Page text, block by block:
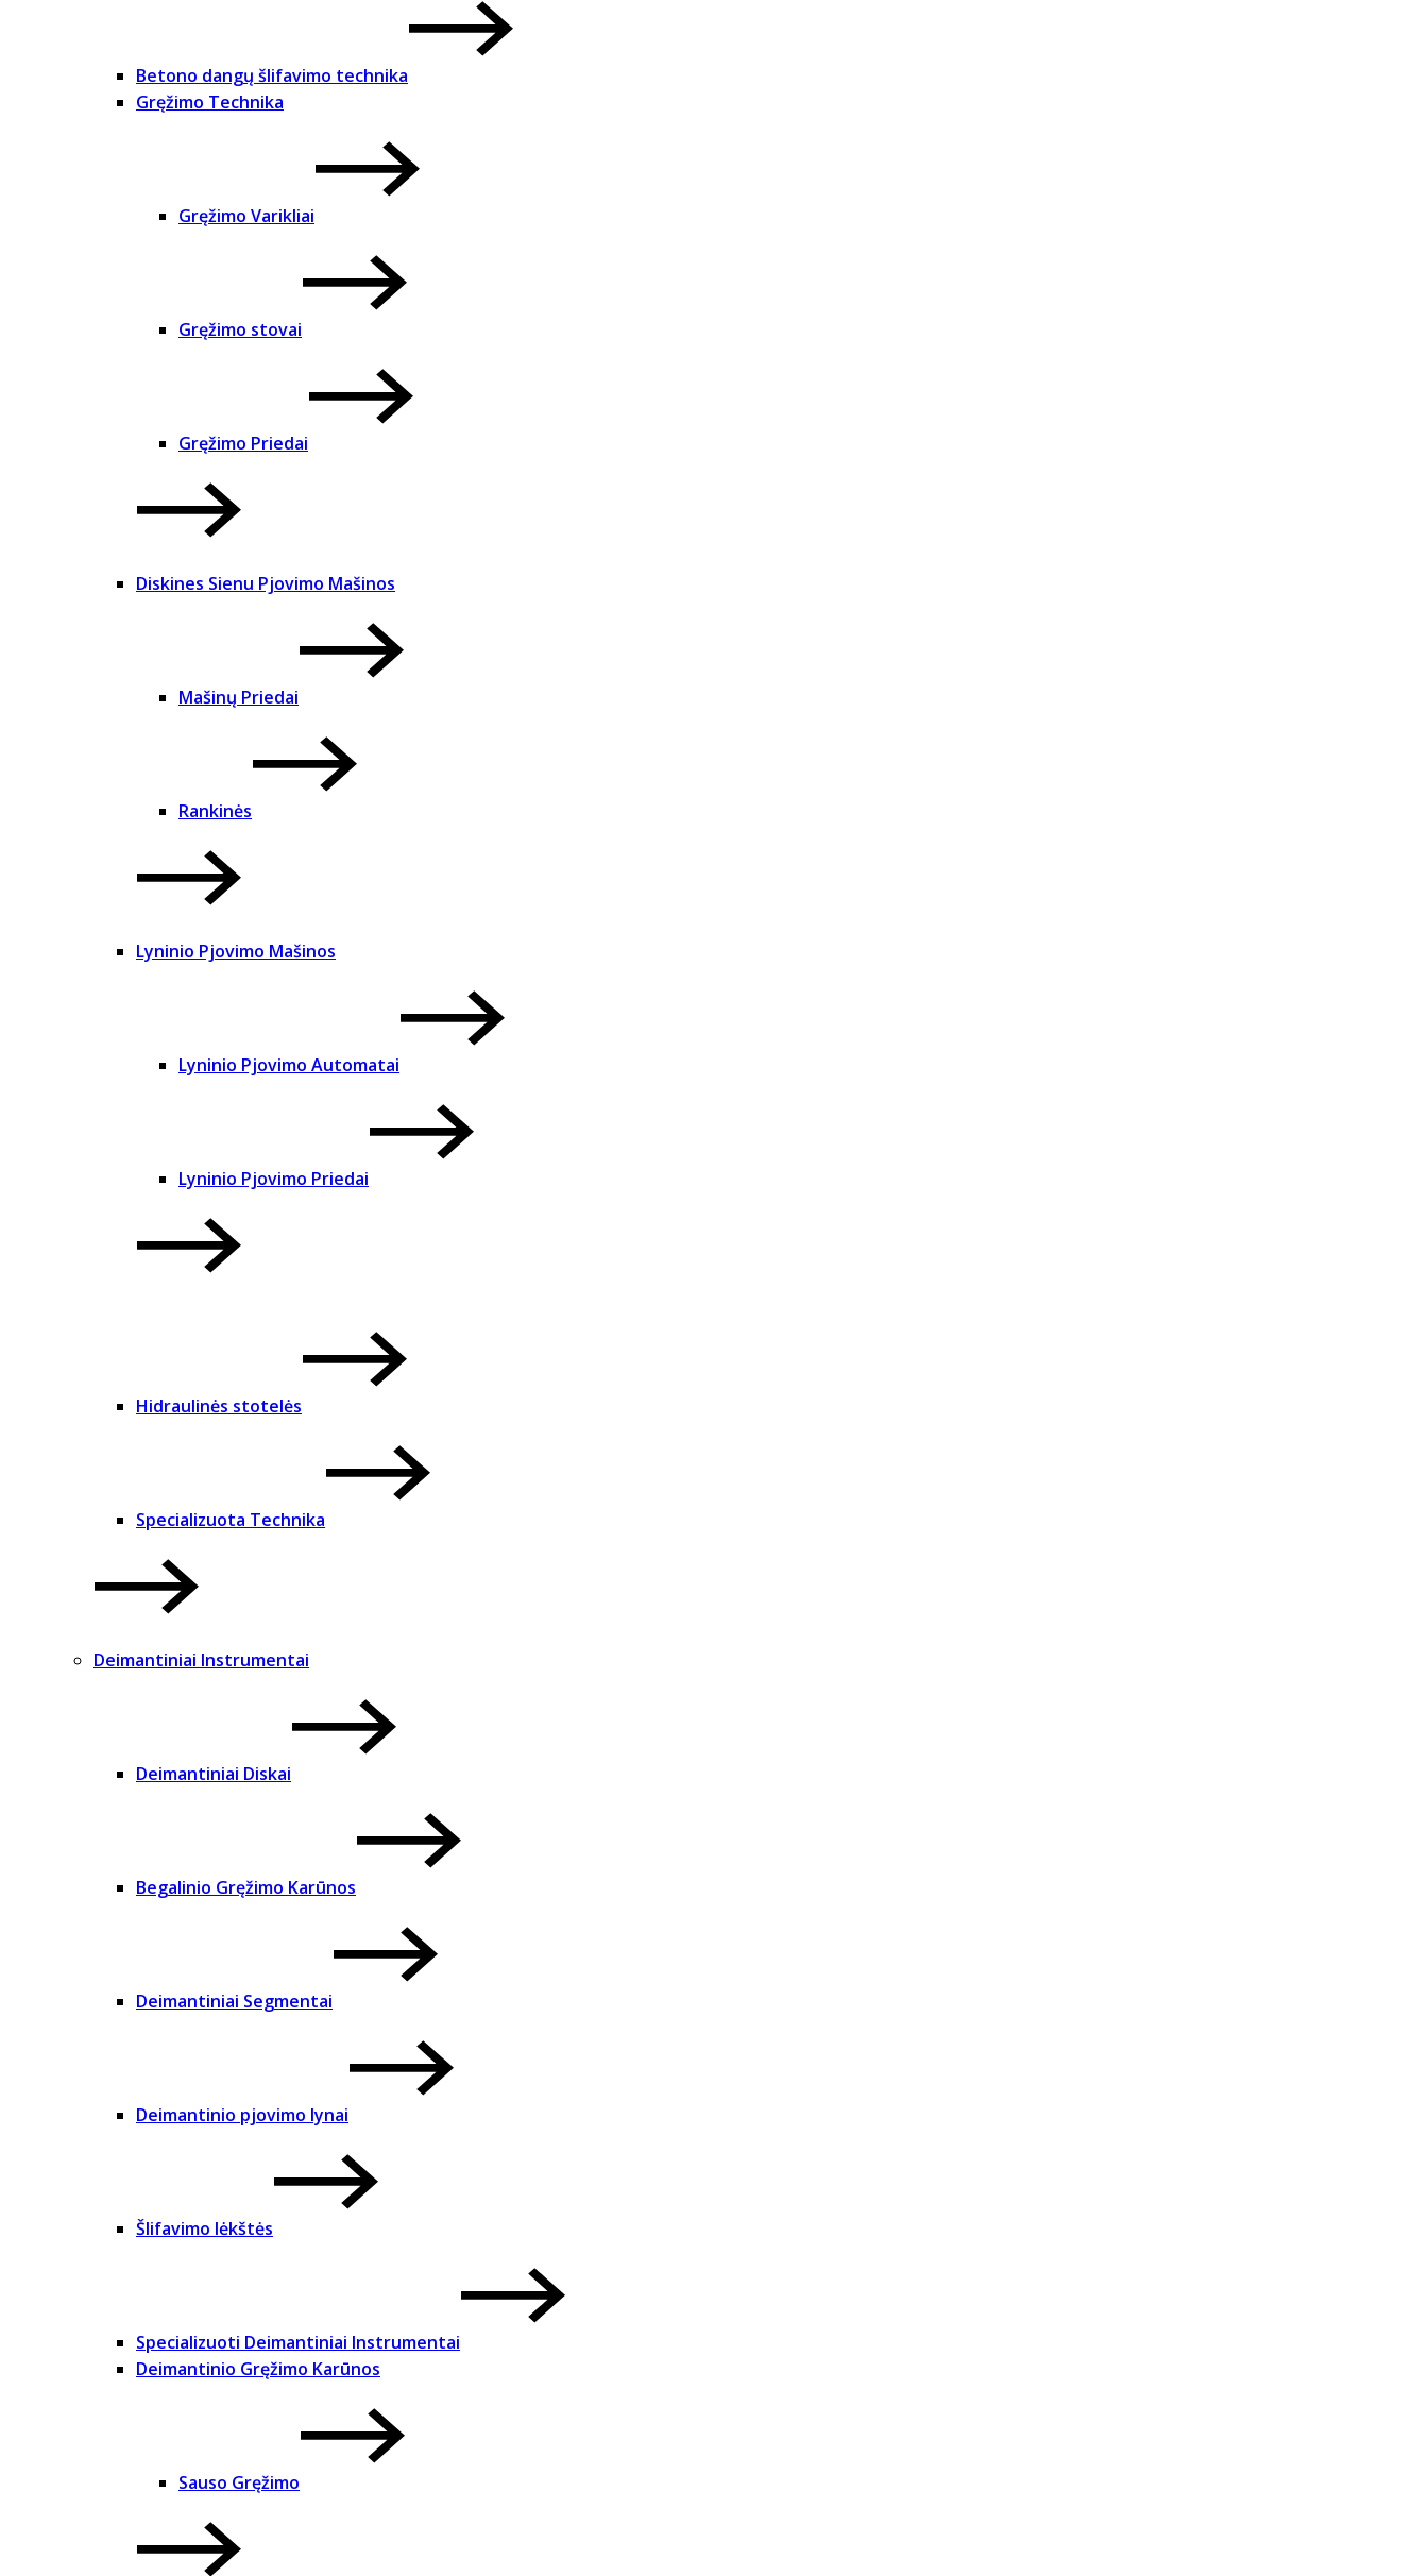
Betono dangų šlifavimo technika
Gręžimo Technika
Gręžimo Varikliai
Gręžimo stovai
Gręžimo Priedai
Diskines Sienu Pjovimo Mašinos
Mašinų Priedai
Rankinės
Lyninio Pjovimo Mašinos
Lyninio Pjovimo Automatai
Lyninio Pjovimo Priedai
Hidraulinės stotelės
Specializuota Technika
Deimantiniai Instrumentai
Deimantiniai Diskai
Begalinio Gręžimo Karūnos
Deimantiniai Segmentai
Deimantinio pjovimo lynai
Šlifavimo lėkštės
Specializuoti Deimantiniai Instrumentai
Deimantinio Gręžimo Karūnos
Sauso Gręžimo